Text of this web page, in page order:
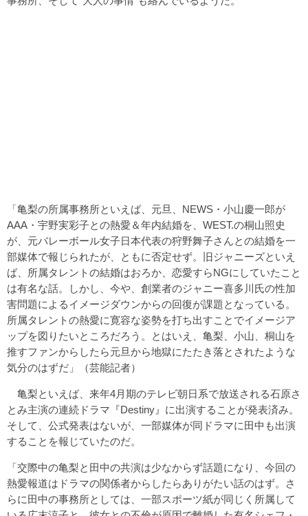
「亀梨の所属事務所といえば、元旦、NEWS・小山慶一郎が
AAA・宇野実彩子との熱愛＆年内結婚を、WEST.の桐山照史
が、元バレーボール女子日本代表の狩野舞子さんとの結婚を一
部媒体で報じられたが、ともに否定せず。旧ジャニーズといえ
ば、所属タレントの結婚はおろか、恋愛すらNGにしていたこと
は有名な話。しかし、今や、創業者のジャニー喜多川氏の性加
害問題によるイメージダウンからの回復が課題となっている。
所属タレントの熱愛に寛容な姿勢を打ち出すことでイメージア
ップを図りたいところだろう。とはいえ、亀梨、小山、桐山を
推すファンからしたら元旦から地獄にたたき落とされたような
気分のはずだ」（芸能記者）
亀梨といえば、来年4月期のテレビ朝日系で放送される石原さ
とみ主演の連続ドラマ『Destiny』に出演することが発表済み。
そして、公式発表はないが、一部媒体が同ドラマに田中も出演
することを報じていたのだ。
「交際中の亀梨と田中の共演は少なからず話題になり、今回の
熱愛報道はドラマの関係者からしたらありがたい話のはず。さ
らに田中の事務所としては、一部スポーツ紙が同じく所属して